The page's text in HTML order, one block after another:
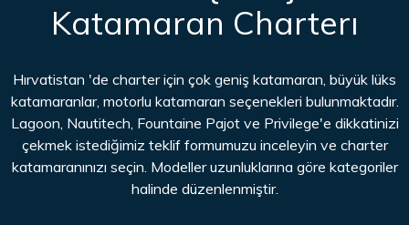
Katamaran Charterı
Hırvatistan 'de charter için çok geniş katamaran, büyük lüks
katamaranlar, motorlu katamaran seçenekleri bulunmaktadır.
Lagoon, Nautitech, Fountaine Pajot ve Privilege'e dikkatinizi
çekmek istediğimiz teklif formumuzu inceleyin ve charter
katamaranınızı seçin. Modeller uzunluklarına göre kategoriler
halinde düzenlenmiştir.